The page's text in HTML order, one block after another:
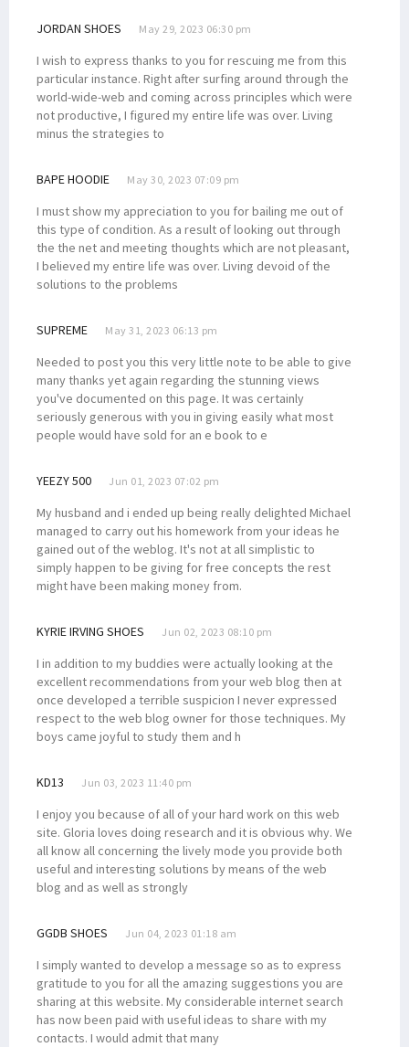
JORDAN SHOES May 29, 2023 06:30 pm
I wish to express thanks to you for rescuing me from this
particular instance. Right after surfing around through the
world-wide-web and coming across principles which were
not productive, I figured my entire life was over. Living
minus the strategies to
BAPE HOODIE May 30, 2023 07:09 pm
I must show my appreciation to you for bailing me out of
this type of condition. As a result of looking out through
the the net and meeting thoughts which are not pleasant,
I believed my entire life was over. Living devoid of the
solutions to the problems
SUPREME May 31, 2023 06:13 pm
Needed to post you this very little note to be able to give
many thanks yet again regarding the stunning views
you've documented on this page. It was certainly
seriously generous with you in giving easily what most
people would have sold for an e book to e
YEEZY 500 Jun 01, 2023 07:02 pm
My husband and i ended up being really delighted Michael
managed to carry out his homework from your ideas he
gained out of the weblog. It's not at all simplistic to
simply happen to be giving for free concepts the rest
might have been making money from.
KYRIE IRVING SHOES Jun 02, 2023 08:10 pm
I in addition to my buddies were actually looking at the
excellent recommendations from your web blog then at
once developed a terrible suspicion I never expressed
respect to the web blog owner for those techniques. My
boys came joyful to study them and h
KD13 Jun 03, 2023 11:40 pm
I enjoy you because of all of your hard work on this web
site. Gloria loves doing research and it is obvious why. We
all know all concerning the lively mode you provide both
useful and interesting solutions by means of the web
blog and as well as strongly
GGDB SHOES Jun 04, 2023 01:18 am
I simply wanted to develop a message so as to express
gratitude to you for all the amazing suggestions you are
sharing at this website. My considerable internet search
has now been paid with useful ideas to share with my
contacts. I would admit that many